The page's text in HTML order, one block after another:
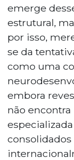
emerge
estrutural,
por isso,
se da
como uma
embora
não
consolidados